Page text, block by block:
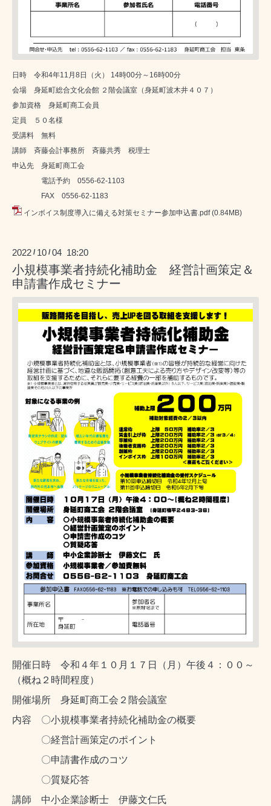
日時 令和4年11月8日（火） 14時00分～16時00分
会場 身延町総合文化会館 ２階会議室（身延町波木井４０７）
参加資格 身延町商工会員
定員 ５０名様
受講料 無料
講師 斉藤会計事務所 斉藤共秀 税理士
申込先 身延町商工会
電話予約 0556-62-1103
FAX 0556-62-1183
インボイス制度導入に備える対策セミナー参加申込書.pdf (0.84MB)
2022 / 10 /04 18:20
小規模事業者持続化補助金 経営計画策定＆
申請書作成セミナー
開催日時 令和４年１０月１７日（月）午後４：００～
（概ね２時間程度）
開催場所 身延町商工会２階会議室
内容 〇小規模事業者持続化補助金の概要
〇経営計画策定のポイント
〇申請書作成のコツ
〇質疑応答
講師 中小企業診断士 伊藤文仁氏